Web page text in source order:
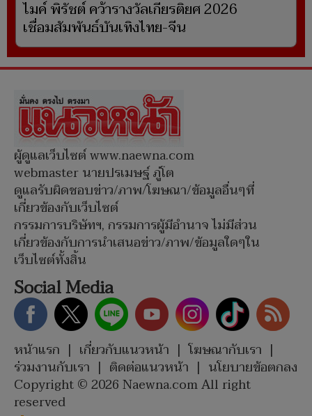
ไมค์ พิรัชต์ คว้ารางวัลเกียรติยศ 2026
เชื่อมสัมพันธ์บันเทิงไทย-จีน
ผู้ดูแลเว็บไซต์ www.naewna.com
webmaster นายปรเมษฐ์ ภู่โต
ดูแลรับผิดชอบข่าว/ภาพ/โฆษณา/ข้อมูลอื่นๆที่
เกี่ยวข้องกับเว็บไซต์
กรรมการบริษัทฯ, กรรมการผู้มีอำนาจ ไม่มีส่วน
เกี่ยวข้องกับการนำเสนอข่าว/ภาพ/ข้อมูลใดๆใน
เว็บไซต์ทั้งสิ้น
Social Media
หน้าแรก | เกี่ยวกับแนวหน้า | โฆษณากับเรา |
ร่วมงานกับเรา | ติดต่อแนวหน้า | นโยบายข้อตกลง
Copyright © 2026 Naewna.com All right
reserved